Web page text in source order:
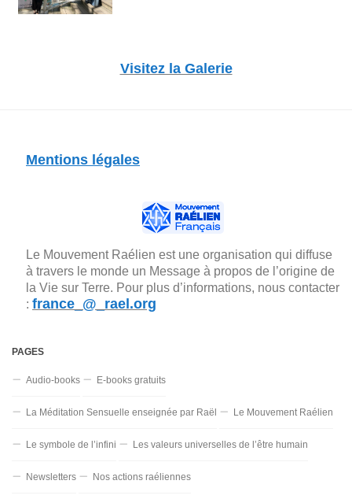
Visitez la Galerie
Mentions légales
Le Mouvement Raélien est une organisation qui diffuse
à travers le monde un Message à propos de l’origine de
la Vie sur Terre. Pour plus d’informations, nous contacter
: france_@_rael.org
PAGES
Audio-books E-books gratuits
La Méditation Sensuelle enseignée par Raël Le Mouvement Raélien
Le symbole de l’infini Les valeurs universelles de l’être humain
Newsletters Nos actions raéliennes